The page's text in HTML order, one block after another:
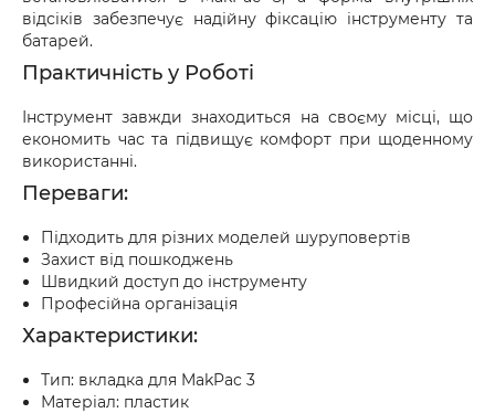
доставки.
відсіків забезпечує надійну фіксацію інструменту та
батарей.
Практичність у Роботі
Інструмент завжди знаходиться на своєму місці, що
економить час та підвищує комфорт при щоденному
використанні.
Переваги:
Підходить для різних моделей шуруповертів
Захист від пошкоджень
Швидкий доступ до інструменту
Професійна організація
Характеристики:
Тип: вкладка для MakPac 3
Матеріал: пластик